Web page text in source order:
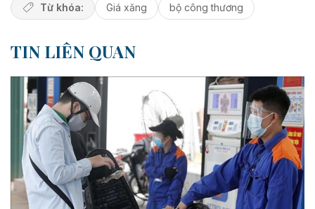
Từ khóa: Giá xăng bộ công thương
TIN LIÊN QUAN